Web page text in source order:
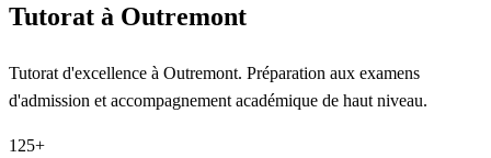
Tutorat à Outremont
Tutorat d'excellence à Outremont. Préparation aux examens
d'admission et accompagnement académique de haut niveau.
125+